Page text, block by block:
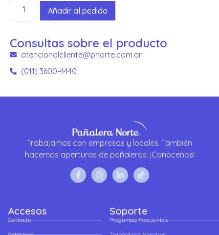
Añadir al pedido
Consultas sobre el producto
atencionalcliente@pnorte.com.ar
(011) 3600-4440
Trabajamos con empresas y locales. También
hacemos aperturas de pañaleras. ¡Conocenos!
Accesos
Contacto
Soporte
Preguntas Frecuentes